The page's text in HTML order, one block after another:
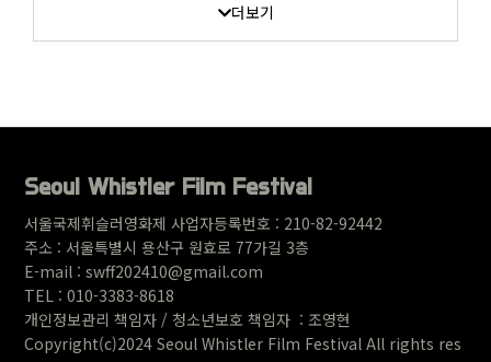
더보기
Seoul Whistler Film Festival
서울국제휘슬러영화제 사업자등록번호 : 210-82-92442
주소 : 서울특별시 용산구 원효로 77가길 3층
E-mail : swff202410@gmail.com
TEL : 010-3383-8618
개인정보관리 책임자 / 청소년보호 책임자 : 조영현
Copyright(c)2024 Seoul Whistler Film Festival All rights res